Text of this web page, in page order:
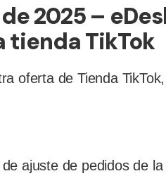
2025 –
tienda TikTok
oferta de Tienda
ajuste de pedidos de la